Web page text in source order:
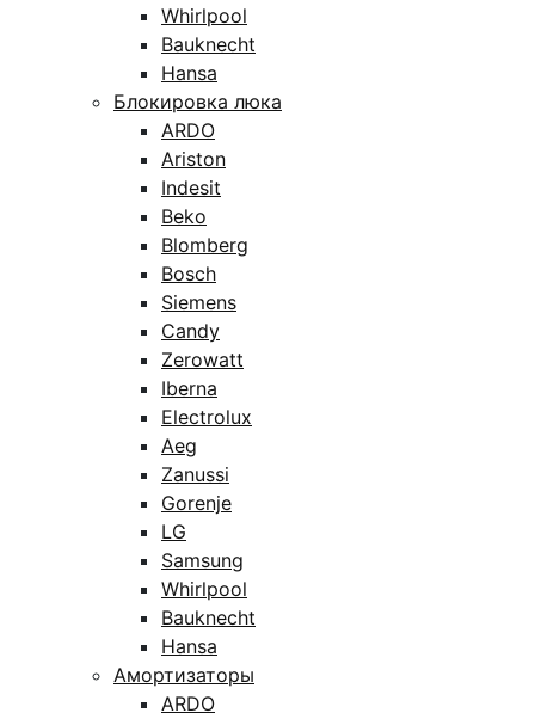
Whirlpool
Bauknecht
Hansa
Блокировка люка
ARDO
Ariston
Indesit
Beko
Blomberg
Bosch
Siemens
Candy
Zerowatt
Iberna
Electrolux
Aeg
Zanussi
Gorenje
LG
Samsung
Whirlpool
Bauknecht
Hansa
Амортизаторы
ARDO